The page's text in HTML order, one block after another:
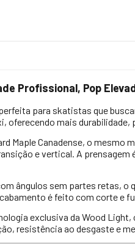
Profissional, Pop
para skatistas que
oferecendo mais
Maple Canadense, o
e vertical. A
ângulos sem partes retas,
é feito com corte e
exclusiva da Wood
resistência ao desgaste e